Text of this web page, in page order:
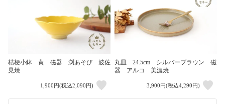
桔梗小鉢 黄 磁器 渕あそび 波佐
見焼
1,900円(税込2,090円)
丸皿 24.5cm シルバーブラウン 磁
器 アルコ 美濃焼
3,900円(税込4,290円)